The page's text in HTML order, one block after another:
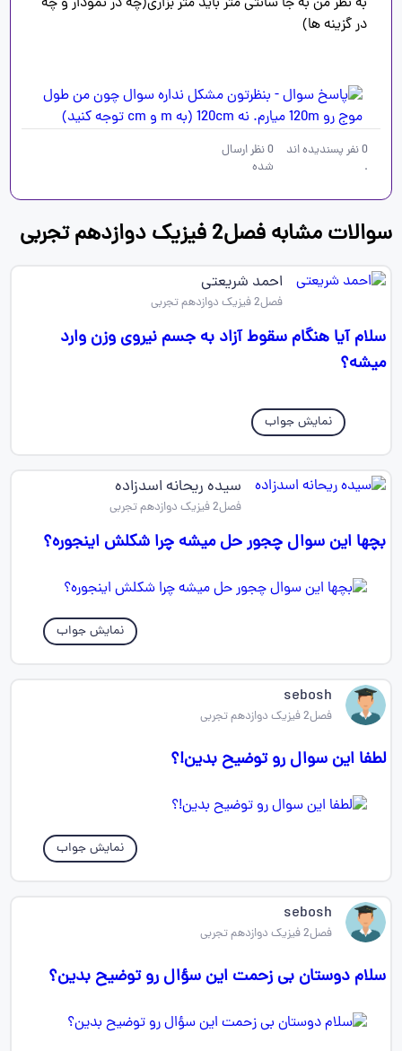
در گزینه ها)
0نفر پسندیده اند
.
0نظر ارسال
شده
سوالات مشابه فصل2 فیزیک دوازدهم تجربی
احمد شریعتی
فصل2 فیزیک دوازدهم تجربی
سلام آیا هنگام سقوط آزاد به جسم نیروی وزن وارد
میشه؟
نمایش جواب
سیده ریحانه اسدزاده
فصل2 فیزیک دوازدهم تجربی
بچها این سوال چجور حل میشه چرا شکلش اینجوره؟
نمایش جواب
sebosh
فصل2 فیزیک دوازدهم تجربی
لطفا این سوال رو توضیح بدین!؟
نمایش جواب
sebosh
فصل2 فیزیک دوازدهم تجربی
سلام دوستان بی زحمت این سؤال رو توضیح بدین؟